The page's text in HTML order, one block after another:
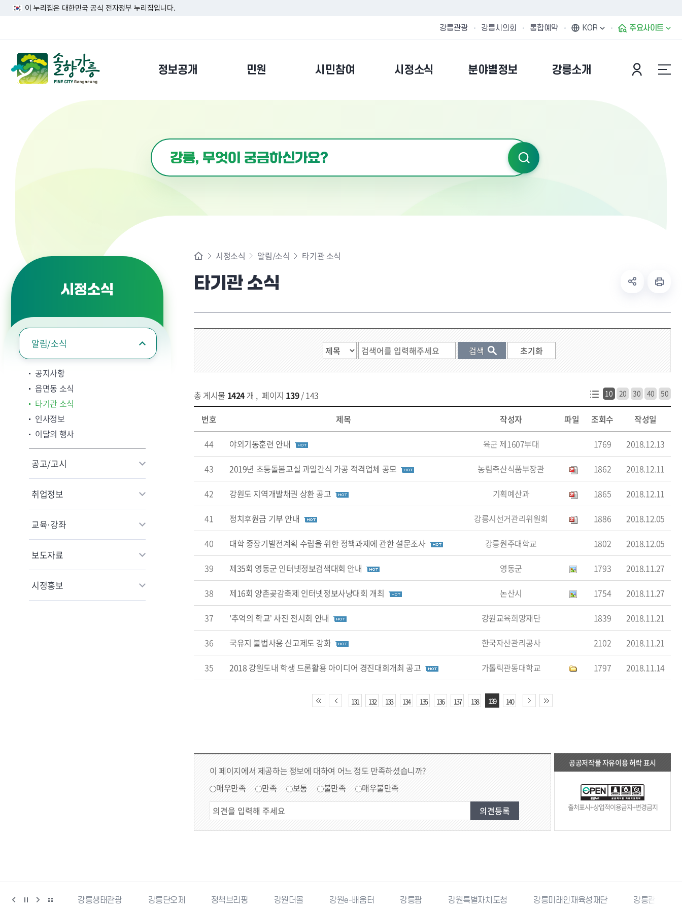
이 누리집은 대한민국 공식 전자정부 누리집입니다.
강릉관광 강릉시의회 통합예약 KOR 주요사이트
정보공개 민원 시민참여 시정소식 분야별정보 강릉소개
시정소식
알림/소식
공지사항
읍면동 소식
타기관 소식
인사정보
이달의 행사
공고/고시
취업정보
교육·강좌
보도자료
시정홍보
시정소식 알림/소식 타기관 소식
타기관 소식
총 게시물 1424 개 , 페이지 139/ 143 10 20 30 40 50
번호 제목 작성자 파일 조회수 작성일
44 야외기동훈련 안내 육군 제1607부대 1769 2018.12.13
43 2019년 초등돌봄교실 과일간식 가공 적격업체 공모 농림축산식품부장관 1862 2018.12.11
42 강원도 지역개발채권 상환 공고 기획예산과 1865 2018.12.11
41 정치후원금 기부 안내 강릉시선거관리위원회 1886 2018.12.05
40 대학 중장기발전계획 수립을 위한 정책과제에 관한 설문조사 강릉원주대학교 1802 2018.12.05
39 제35회 영동군 인터넷정보검색대회 안내 영동군 1793 2018.11.27
38 제16회 양촌곶감축제 인터넷정보사냥대회 개최 논산시 1754 2018.11.27
37 '추억의 학교’ 사진 전시회 안내 강원교육희망재단 1839 2018.11.21
36 국유지 불법사용 신고제도 강화 한국자산관리공사 2102 2018.11.21
35 2018 강원도내 학생 드론활용 아이디어 경진대회개최 공고 가톨릭관동대학교 1797 2018.11.14
131 132 133 134 135 136 137 138 139 140
이 페이지에서 제공하는 정보에 대하여 어느 정도 만족하셨습니까?
매우만족
만족 보통 불만족 매우불만족
공공저작물 자유이용 허락 표시
출처표시+상업적이용금지+변경금지
강릉생태관광 강릉단오제 정책브리핑 강원더몰 강원e-배움터 강릉팜 강원특별자치도청 강릉미래인재육성재단 강릉관광개발공사